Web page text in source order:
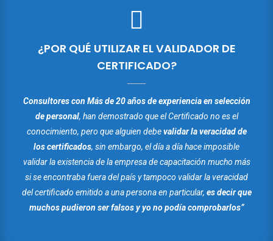
¿POR QUÉ UTILIZAR EL VALIDADOR DE
CERTIFICADO?
Consultores con Más de 20 años de experiencia en selección
de personal, han demostrado que el Certificado no es el
conocimiento, pero que alguien debevalidar la veracidad de
los certificados, sin embargo, el día a día hace imposible
validar la existencia de la empresa de capacitación mucho más
si se encontraba fuera del país y tampoco validar la veracidad
del certificado emitido a una persona en particular, es decir que
muchos pudieron ser falsos y yo no podía comprobarlos”